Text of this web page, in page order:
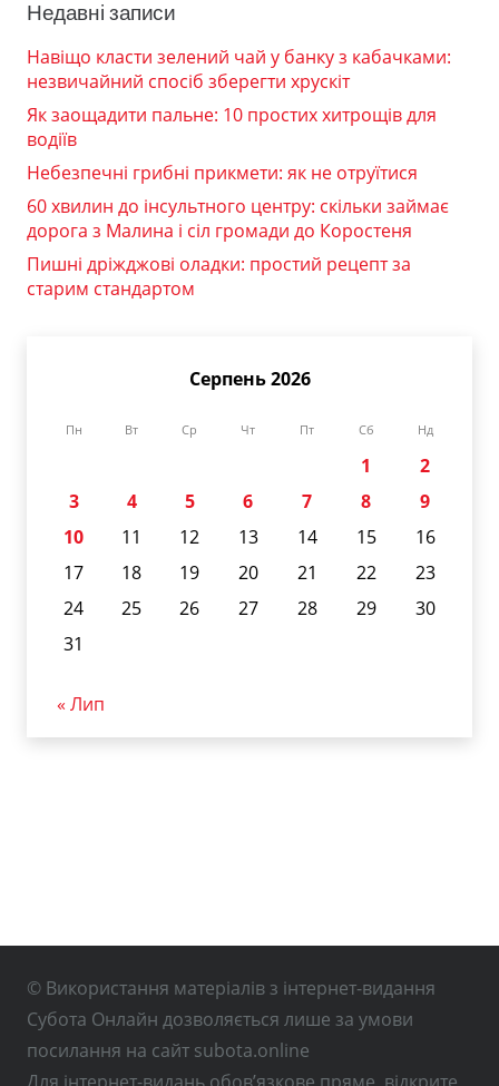
Недавні записи
Навіщо класти зелений чай у банку з кабачками:
незвичайний спосіб зберегти хрускіт
Як заощадити пальне: 10 простих хитрощів для
водіїв
Небезпечні грибні прикмети: як не отруїтися
60 хвилин до інсультного центру: скільки займає
дорога з Малина і сіл громади до Коростеня
Пишні дріжджові оладки: простий рецепт за
старим стандартом
Серпень 2026
Пн Вт Ср Чт Пт Сб Нд
1
2
3
4 5 6 7 8
9
10
11 12 13 14 15
16
17
18 19 20 21 22
23
24
25 26 27 28 29
30
31
« Лип
© Використання матеріалів з інтернет-видання
Субота Онлайн дозволяється лише за умови
посилання на сайт subota.online